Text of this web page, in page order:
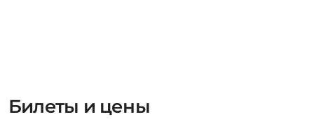
Билеты и цены